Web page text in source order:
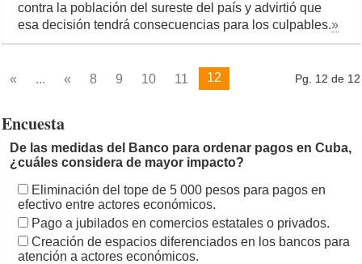
contra la población del sureste del país y advirtió que
esa decisión tendrá consecuencias para los culpables.»
Pg. 12 de 12
« ... « 8 9 10 11 12
Encuesta
De las medidas del Banco para ordenar pagos en Cuba,
¿cuáles considera de mayor impacto?
Eliminación del tope de 5 000 pesos para pagos en
efectivo entre actores económicos.
Pago a jubilados en comercios estatales o privados.
Creación de espacios diferenciados en los bancos para
atención a actores económicos.